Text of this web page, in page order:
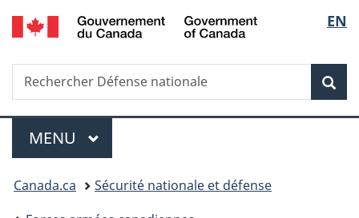
Passer
au
principal
Passer
à
Au
du
Passer
au
de
section
Passer
à
version
simplifiée
de
la
EN
Recherche
Rechercher
Défense
Menu
MENU PRINCIPAL
Vous
êtes
Canada.ca
Sécurité nationale et défense